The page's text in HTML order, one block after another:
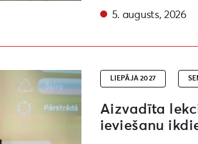
5. augusts, 2026
LIEPĀJA 2027
Aizvadīta
ieviešanu